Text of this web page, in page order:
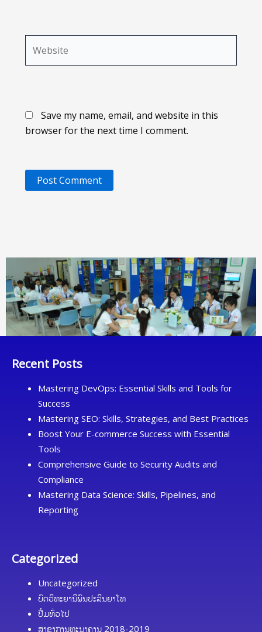
Save my name, email, and website in this
browser for the next time I comment.
Recent Posts
Mastering DevOps: Essential Skills and Tools for
Success
Mastering SEO: Skills, Strategies, and Best Practices
Boost Your E-commerce Success with Essential
Tools
Comprehensive Guide to Security Audits and
Compliance
Mastering Data Science: Skills, Pipelines, and
Reporting
Categorized
Uncategorized
ບົດວິທະຍານິພົນປະລິນຍາໂທ
ປື້ມທົ່ວໄປ
ສາຂາການທະນາຄານ 2018-2019